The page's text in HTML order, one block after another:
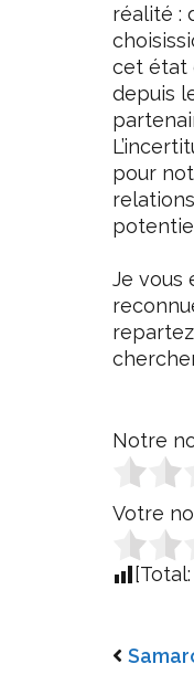
réalité :
cet état
depuis
pour
Je vous
Notre
Votre
[Total: